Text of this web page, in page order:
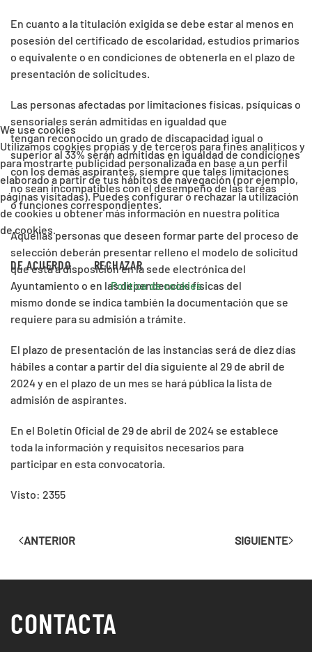
En cuanto a la titulación exigida se debe estar al menos en
posesión del certificado de escolaridad, estudios primarios
o equivalente o en condiciones de obtenerla en el plazo de
presentación de solicitudes.
Las personas afectadas por limitaciones físicas, psíquicas o
sensoriales serán admitidas en igualdad que
tengan reconocido un grado de discapacidad igual o
superior al 33% serán admitidas en igualdad de condiciones
con los demás aspirantes, siempre que tales limitaciones
no sean incompatibles con el desempeño de las tareas
o funciones correspondientes.
Aquellas personas que deseen formar parte del proceso de
selección deberán presentar relleno el modelo de solicitud
que está a disposición en la sede electrónica del
Ayuntamiento o en las dependencias físicas del
mismo donde se indica también la documentación que se
requiere para su admisión a trámite.
El plazo de presentación de las instancias será de diez días
hábiles a contar a partir del día siguiente al 29 de abril de
2024 y en el plazo de un mes se hará pública la lista de
admisión de aspirantes.
En el Boletín Oficial de 29 de abril de 2024 se establece
toda la información y requisitos necesarios para
participar en esta convocatoria.
Visto: 2355
ANTERIOR SIGUIENTE
CONTACTA
We use cookies
Utilizamos cookies propias y de terceros para fines analíticos y
para mostrarte publicidad personalizada en base a un perfil
elaborado a partir de tus hábitos de navegación (por ejemplo,
páginas visitadas). Puedes configurar o rechazar la utilización
de cookies u obtener más información en nuestra política
de cookies.
DE ACUERDO RECHAZAR
Política de cookies